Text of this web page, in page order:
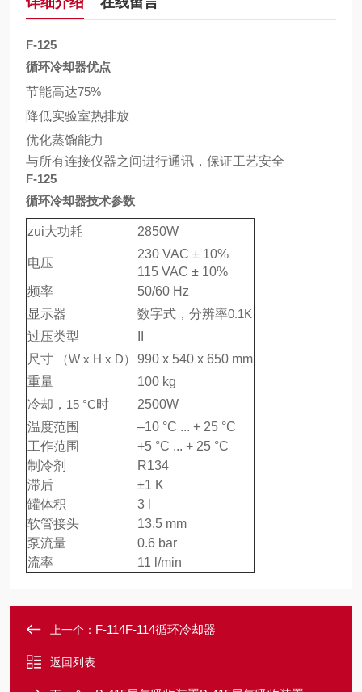
F-125
循环冷却器优点
节能高达75%
降低实验室热排放
优化蒸馏能力
与所有连接仪器之间进行通讯，保证工艺安全
F-125
循环冷却器技术参数
zui大功耗 2850W
电压
230 VAC ± 10%
115 VAC ± 10%
频率
50/60 Hz
显示器
数字式，分辨率0.1K
过压类型
尺寸 （W x H x D）
990 x 540 x 650 mm
重量
100 kg
冷却， 15 °C时
2500W
温度范围
–10 °C ... + 25 °C
工作范围
+5 °C ... + 25 °C
制冷剂
R134
滞后
±1 K
罐体积
3 l
软管接头
13.5 mm
泵流量
0.6 bar
流率
11 l/min
上一个： F-114F-114循环冷却器
返回列表